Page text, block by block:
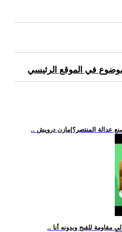
في الموقع الرئيسي
مقاومة للقبح وبدونه أنا